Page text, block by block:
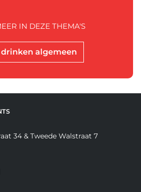
drinken algemeen
IN DEZE THEMA'S
34 & Tweede Walstraat 7